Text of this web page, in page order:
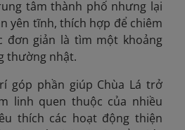
tâm thành phố nhưng lại
yên tĩnh, thích hợp để chiêm
đơn giản là tìm một khoảng
thường nhật.
góp phần giúp Chùa Lá trở
linh quen thuộc của nhiều
thích các hoạt động thiện